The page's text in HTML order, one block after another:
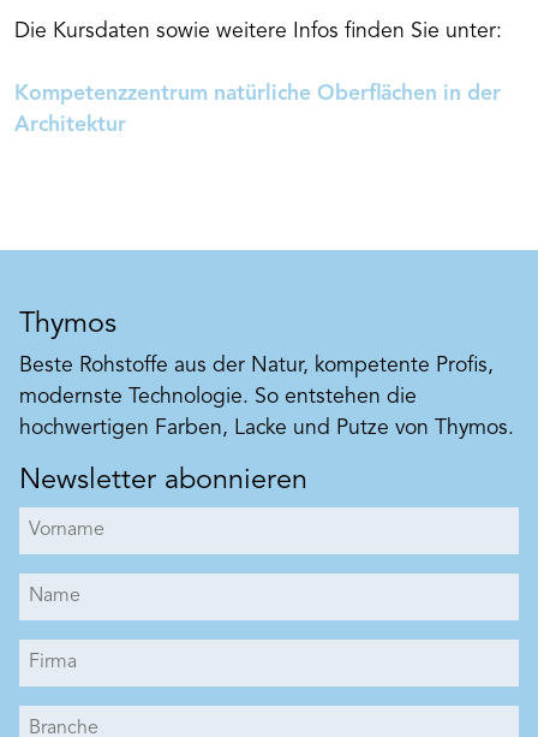
Die Kursdaten sowie weitere Infos finden Sie unter:
Kompetenzzentrum natürliche Oberflächen in der
Architektur
Thymos
Beste Rohstoffe aus der Natur, kompetente Profis,
modernste Technologie. So entstehen die
hochwertigen Farben, Lacke und Putze von Thymos.
Newsletter abonnieren